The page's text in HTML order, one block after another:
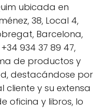
ubicada en
38, Local 4,
Barcelona,
934 37 89 47,
de productos y
destacándose por
cliente y su extensa
oficina y libros, lo